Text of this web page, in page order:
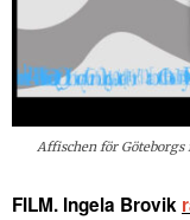
Affischen för Göteborgs
FILM. Ingela Brovik